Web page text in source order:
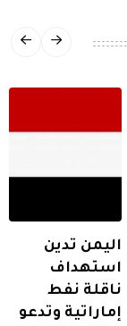
اليمن تدين
استهداف
ناقلة نفط
إماراتية وتدعو